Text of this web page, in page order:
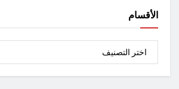
الأقسام
الأقسام